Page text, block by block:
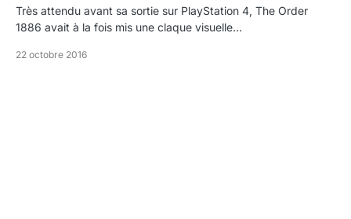
Très attendu avant sa sortie sur PlayStation 4, The Order
1886 avait à la fois mis une claque visuelle…
22 octobre 2016